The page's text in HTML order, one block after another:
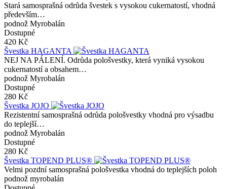
Stará samosprašná odrůda švestek s vysokou cukernatostí, vhodná
především…
podnož Myrobalán
Dostupné
420 Kč
Švestka HAGANTA
NEJ NA PÁLENÍ. Odrůda pološvestky, která vyniká vysokou
cukernatostí a obsahem…
podnož Myrobalán
Dostupné
280 Kč
Švestka JOJO
Rezistentní samosprašná odrůda pološvestky vhodná pro výsadbu
do teplejší…
podnož Myrobalán
Dostupné
280 Kč
Švestka TOPEND PLUS®
Velmi pozdní samosprašná pološvestka vhodná do teplejších poloh
podnož myrobalán